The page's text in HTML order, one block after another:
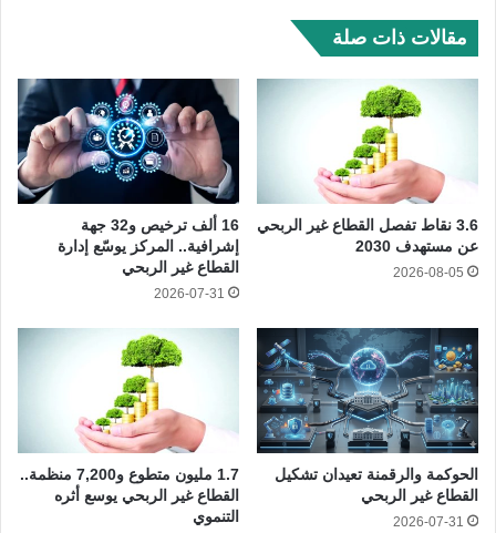
مقالات ذات صلة
3.6 نقاط تفصل القطاع غير الربحي
عن مستهدف 2030
2026-08-05
16 ألف ترخيص و32 جهة
إشرافية.. المركز يوسّع إدارة
القطاع غير الربحي
2026-07-31
الحوكمة والرقمنة تعيدان تشكيل
القطاع غير الربحي
2026-07-31
1.7 مليون متطوع و7,200 منظمة..
القطاع غير الربحي يوسع أثره
التنموي